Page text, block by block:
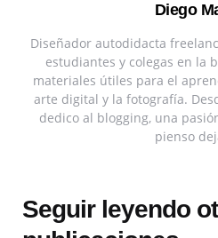
Diego
Diseñador autodidacta
estudiantes y colegas en la
materiales útiles para el
arte digital y la fotografía.
dedico al blogging, una
pienso
Seguir leyendo